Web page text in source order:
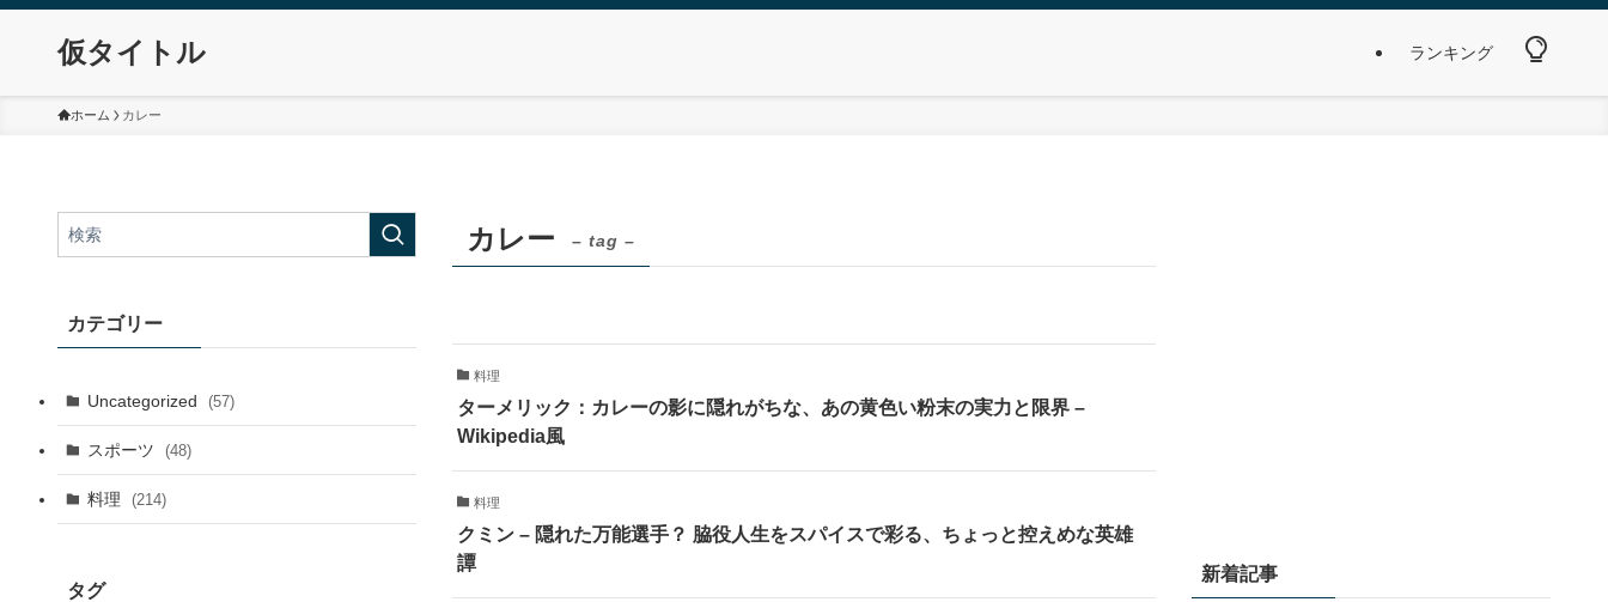
仮タイトル ランキング
ホーム カレー
カテゴリー
Uncategorized (57)
スポーツ (48)
料理 (214)
タグ
カレー – tag –
料理
ターメリック：カレーの影に隠れがちな、あの黄色い粉末の実力と限界 –
Wikipedia風
料理
クミン – 隠れた万能選手？ 脇役人生をスパイスで彩る、ちょっと控えめな英雄
譚
新着記事